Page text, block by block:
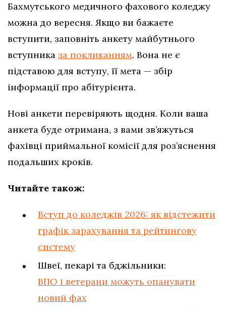
Бахмутського медичного фахового коледжу
можна до вересня. Якщо ви бажаєте
вступити, заповніть анкету майбутнього
вступника за покликанням. Вона не є
підставою для вступу, її мета — збір
інформації про абітурієнта.
Нові анкети перевіряють щодня. Коли ваша
анкета буде отримана, з вами зв’яжуться
фахівці приймальної комісії для роз’яснення
подальших кроків.
Читайте також:
Вступ до коледжів 2026: як відстежити
графік зарахування та рейтингову
систему
Швеї, пекарі та бджільники:
ВПО і ветерани можуть опанувати
новий фах